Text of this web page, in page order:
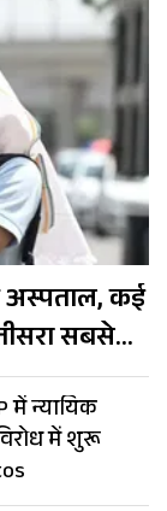
अस्पताल, कई
सबसे
में न्यायिक
में शुरू